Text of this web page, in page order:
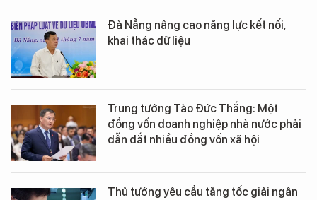
Đà Nẵng nâng cao năng lực kết nối,
khai thác dữ liệu
Trung tướng Tào Đức Thắng: Một
đồng vốn doanh nghiệp nhà nước phải
dẫn dắt nhiều đồng vốn xã hội
Thủ tướng yêu cầu tăng tốc giải ngân